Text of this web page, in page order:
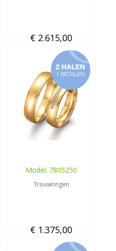
€ 2.615,00
Model: 7805250
Trouwringen
€ 1.375,00